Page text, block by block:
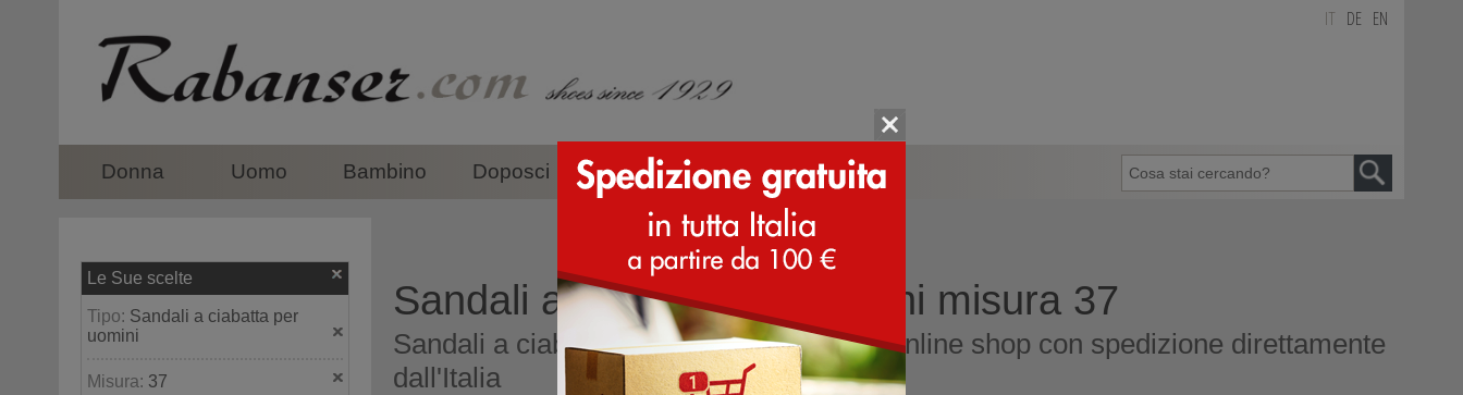
DE EN
Donna Uomo Bambino Doposci Accessori Marche
Le Sue scelte
Tipo: Sandali a ciabatta per
uomini
Misura: 37
Sandali a ciabatta per uomini misura 37
Sandali a ciabatta per uomini misura 37 online shop con spedizione direttamente
dall'Italia